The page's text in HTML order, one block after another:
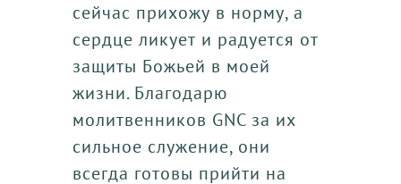
сейчас прихожу в норму, а
сердце ликует и радуется от
защиты Божьей в моей
жизни. Благодарю
молитвенников GNC за их
сильное служение, они
всегда готовы прийти на